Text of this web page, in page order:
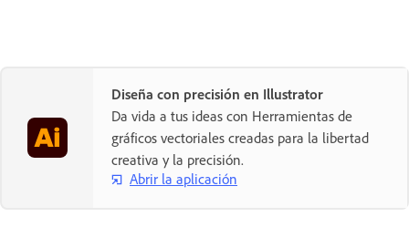
Diseña con precisión en Illustrator
Da vida a tus ideas con Herramientas de
gráficos vectoriales creadas para la libertad
creativa y la precisión.
Abrir la aplicación